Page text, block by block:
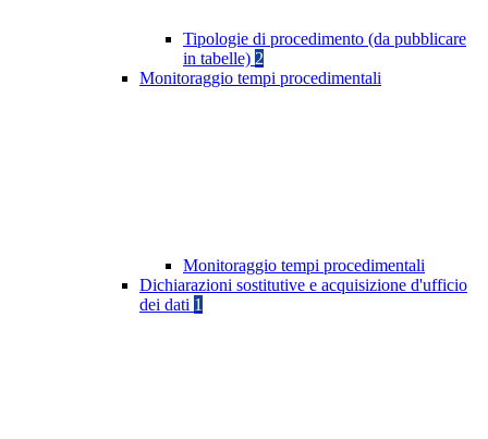
Tipologie di procedimento (da pubblicare
in tabelle) 2
Monitoraggio tempi procedimentali
Monitoraggio tempi procedimentali
Dichiarazioni sostitutive e acquisizione d'ufficio
dei dati 1